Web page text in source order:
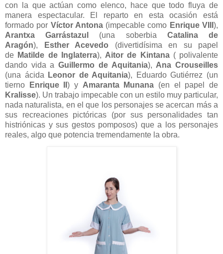
con la que actúan como elenco, hace que todo fluya de
manera espectacular. El reparto en esta ocasión está
formado por Víctor Antona(impecable como Enrique VIII),
Arantxa Garrástazul
(una soberbia Catalina de
Aragón), Esther Acevedo (divertidísima en su papel
de Matilde de Inglaterra), Aitor de Kintana ( polivalente
dando vida aGuillermo de Aquitania), Ana Crouseilles
(una ácida
Leonor de Aquitania),
Eduardo Gutiérrez (un
tierno
Enrique II) y Amaranta Munana (en el papel de
Kralisse). Un trabajo impecable con un estilo muy particular,
nada naturalista, en el que los personajes se acercan más a
sus recreaciones pictóricas (por sus personalidades tan
histriónicas y sus gestos pomposos) que a los personajes
reales, algo que potencia tremendamente la obra.